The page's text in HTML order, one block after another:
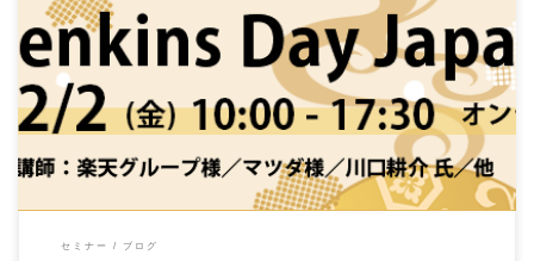
2024年2月2日に開催されたJenkins Day Japan 2024に「CIのフィードバックを
[…]
セミナー ブログ